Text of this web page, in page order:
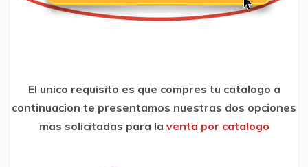
El unico requisito es que compres tu catalogo a
continuacion te presentamos nuestras dos opciones
mas solicitadas para la venta por catalogo